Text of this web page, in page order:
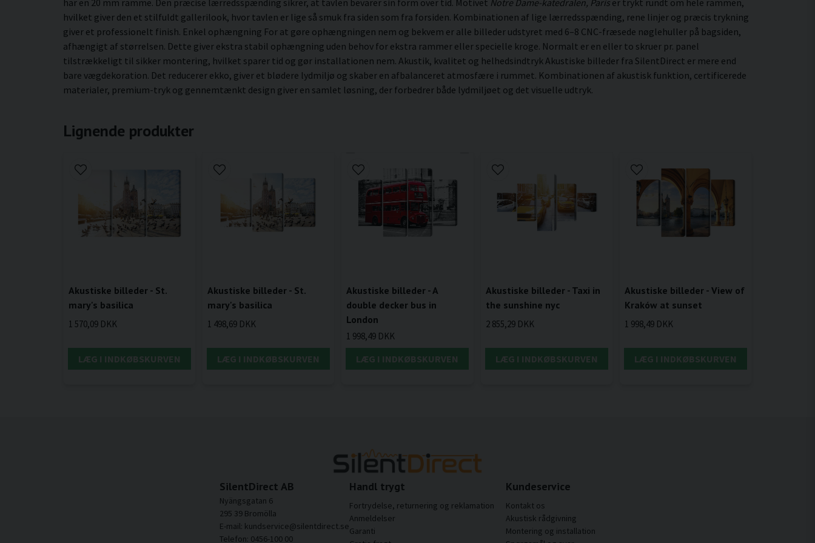
hvilket giver den et stilfuldt gallerilook, hvor tavlen er lige så smuk fra siden som fra forsiden. Kombinationen af lige lærredsspænding, rene linjer og præcis trykning
giver et professionelt finish. Enkel ophængning For at gøre ophængningen nem og bekvem er alle billeder udstyret med 6–8 CNC-fræsede nøglehuller på bagsiden,
afhængigt af størrelsen. Dette giver ekstra stabil ophængning uden behov for ekstra rammer eller specielle kroge. Normalt er en eller to skruer pr. panel
tilstrækkeligt til sikker montering, hvilket sparer tid og gør installationen nem. Akustik, kvalitet og helhedsindtryk Akustiske billeder fra SilentDirect er mere end
bare vægdekoration. Det reducerer ekko, giver et blødere lydmiljø og skaber en afbalanceret atmosfære i rummet. Kombinationen af akustisk funktion, certificerede
materialer, premium-tryk og gennemtænkt design giver en samlet løsning, der forbedrer både lydmiljøet og det visuelle udtryk.
Lignende produkter
Akustiske billeder - St.
mary's basilica
1 570,09 DKK
LÆG I INDKØBSKURVEN
Akustiske billeder - St.
mary's basilica
1 498,69 DKK
LÆG I INDKØBSKURVEN
Akustiske billeder - A
double decker bus in
London
1 998,49 DKK
LÆG I INDKØBSKURVEN
Akustiske billeder - Taxi in
the sunshine nyc
2 855,29 DKK
LÆG I INDKØBSKURVEN
Akustiske billeder - View of
Kraków at sunset
1 998,49 DKK
LÆG I INDKØBSKURVEN
SilentDirect AB
Nyängsgatan 6
295 39 Bromölla
E-mail: kundservice@silentdirect.se
Telefon: 0456-100 00
Handl trygt
Fortrydelse, returnering og reklamation
Anmeldelser
Garanti
Kundeservice
Kontakt os
Akustisk rådgivning
Montering og installation